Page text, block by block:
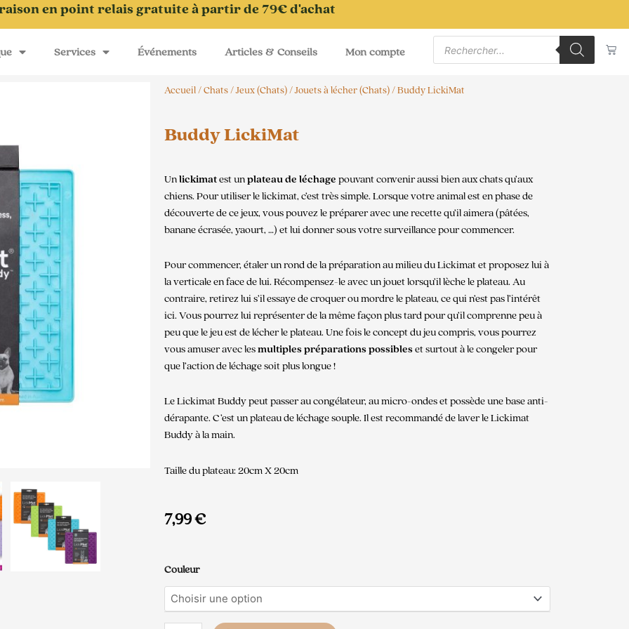
en point relais gratuite à partir de 79€ d'achat
Services Événements Articles & Conseils Mon compte
Recherche
produits
Accueil/Chats/Jeux (Chats)/Jouets à lécher (Chats)/ Buddy LickiMat
Buddy LickiMat
Unlickimatest unplateau de léchage pouvant convenir aussi bien aux chats qu’aux
chiens. Pour utiliser le lickimat, c’est très simple. Lorsque votre animal est en phase de
découverte de ce jeux, vous pouvez le préparer avec une recette qu’il aimera (pâtées,
banane écrasée, yaourt, …) et lui donner sous votre surveillance pour commencer.
Pour commencer, étaler un rond de la préparation au milieu du Lickimat et proposez lui à
la verticale en face de lui. Récompensez-le avec un jouet lorsqu’il lèche le plateau. Au
contraire, retirez lui s’il essaye de croquer ou mordre le plateau, ce qui n’est pas l’intérêt
ici. Vous pourrez lui représenter de la même façon plus tard pour qu’il comprenne peu à
peu que le jeu est de lécher le plateau. Une fois le concept du jeu compris, vous pourrez
vous amuser avec lesmultiples préparations possibleset surtout à le congeler pour
que l’action de léchage soit plus longue !
Le Lickimat Buddy peut passer au congélateur, au micro-ondes et possède une base anti-
dérapante. C’est un plateau de léchage souple. Il est recommandé de laver le Lickimat
Buddy à la main.
Taille du plateau: 20cm X 20cm
7,99€
Couleur
quantité
de
Buddy